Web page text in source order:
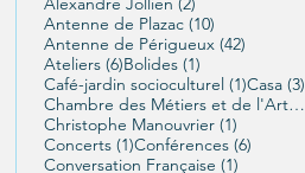
Antenne de Plazac (10)
Antenne de Périgueux (42)
Ateliers (6)6 posts
Bolides (1)
Café-jardin socioculturel (1)1 post
Casa (3)
Chambre des Métiers et de l'Artisanat
Christophe Manouvrier (1)
Concerts (1)1 post
Conférences (6)
Conversation Française (1)